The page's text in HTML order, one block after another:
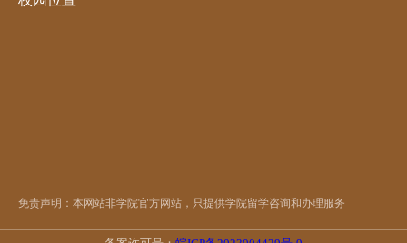
免责声明：本网站非学院官方网站，只提供学院留学咨询和办理服务